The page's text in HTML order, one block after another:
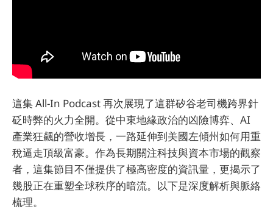
這集 All-In Podcast 再次展現了這群矽谷老司機跨界針
砭時弊的火力全開。從中東地緣政治的凶險博弈、AI
產業狂飆的營收增長，一路延伸到美國左傾州如何用重
稅逼走頂級富豪。作為長期關注科技與資本市場的觀察
者，這集節目不僅提供了極高密度的資訊量，更揭示了
幾股正在重塑全球秩序的暗流。以下是深度解析與脈絡
梳理。